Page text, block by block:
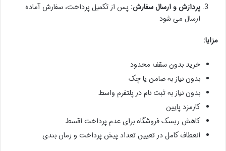
پردازش و ارسال سفارش: پس از تکمیل پرداخت، سفارش آماده
ارسال می شود
مزایا:
خرید بدون سقف محدود
بدون نیاز به ضامن یا چک
بدون نیاز به ثبت نام در پلتفرم واسط
کارمزد پایین
کاهش ریسک فروشگاه برای عدم پرداخت اقسط
انعطاف کامل در تعیین تعداد پیش پرداخت و زمان بندی